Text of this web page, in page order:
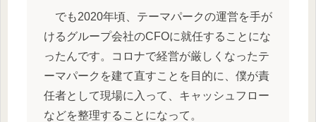
でも2020年頃、テーマパークの運営を手が
けるグループ会社のCFOに就任することにな
ったんです。コロナで経営が厳しくなったテ
ーマパークを建て直すことを目的に、僕が責
任者として現場に入って、キャッシュフロー
などを整理することになって。